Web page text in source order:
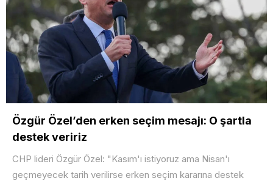
Özgür Özel’den erken seçim mesajı: O şartla
destek veririz
CHP lideri Özgür Özel: "Kasım'ı istiyoruz ama Nisan'ı
geçmeyecek tarih verilirse erken seçim kararına destek